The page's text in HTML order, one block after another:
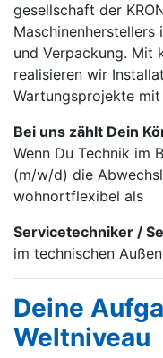
gesellschaft der
Maschinen­herstellers
und Verpackung. Mit
realisieren wir
Wartungs­projekte
Bei uns zählt Dein
Wenn Du Technik im
(m/w/d) die
wohnortflexibel als
Servicetechniker /
im technischen
Deine
Weltniveau